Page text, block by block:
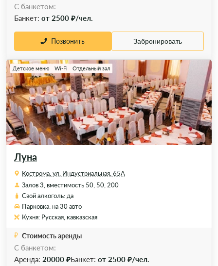
С банкетом:
Банкет: от 2500 ₽/чел.
Позвонить Забронировать
Луна
Детское меню Wi-Fi Отдельный зал
Кострома, ул. Индустриальная, 65А
Залов 3, вместимость 50, 50, 200
Свой алкоголь: да
Парковка: на 30 авто
Кухня: Русская, кавказская
Стоимость аренды
С банкетом:
Аренда: 20000 ₽Банкет: от 2500 ₽/чел.